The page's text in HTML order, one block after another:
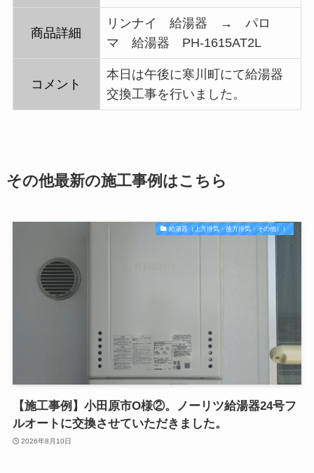
商品詳細
リンナイ 給湯器 → パロ
マ 給湯器 PH-1615AT2L
コメント
本日は午後に寒川町にて給湯器
交換工事を行いました。
その他最新の施工事例はこちら
給湯器（上方排気・後方排気・その他））
【施工事例】小田原市O様②。ノーリツ給湯器24号フ
ルオートに交換させていただきました。
2026年8月10日